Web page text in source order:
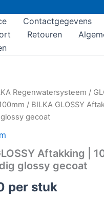
Contactgegevens
Retouren
Regenwatersysteem /
/ BILKA GLOSSY
gecoat
Aftakking |
glossy gecoat
per stuk